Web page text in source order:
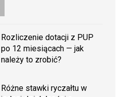
Rozliczenie dotacji z PUP
po 12 miesiącach — jak
należy to zrobić?
Różne stawki ryczałtu w